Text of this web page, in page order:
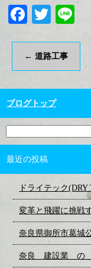
Facebook
← 道路工事
ブログトップ
最近の投稿
ドライテック
変革と飛躍に挑戦
奈良県御所市葛城
奈良 建設業 の